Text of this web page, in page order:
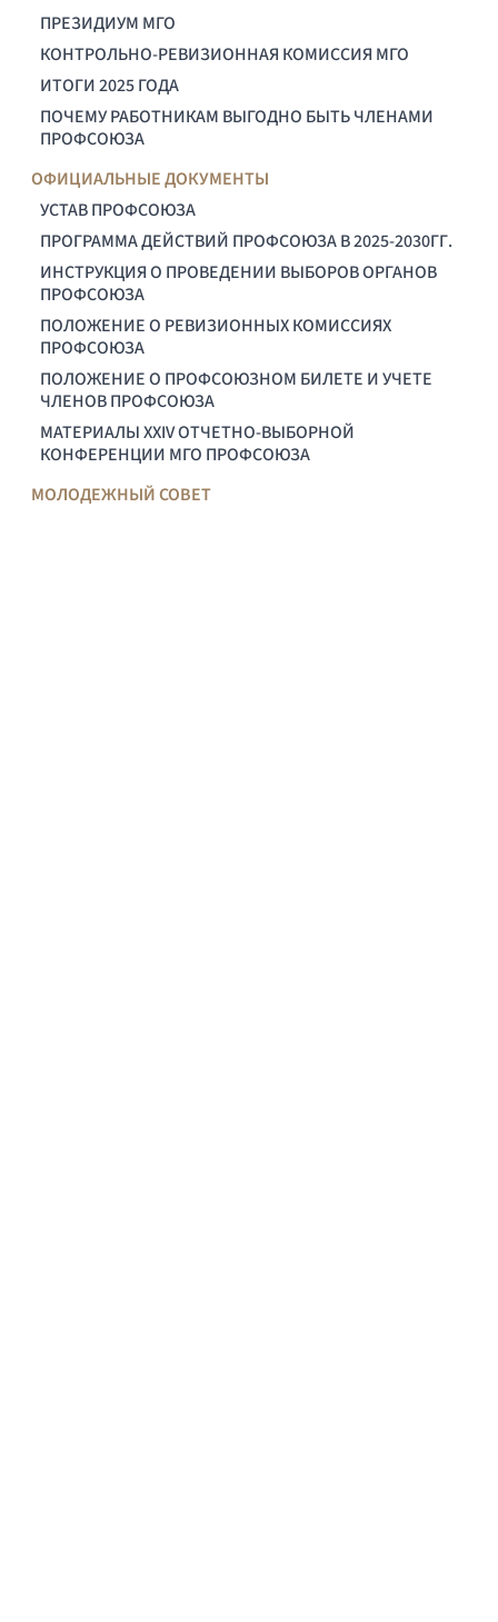
ПРЕЗИДИУМ МГО
КОНТРОЛЬНО-РЕВИЗИОННАЯ КОМИССИЯ МГО
ИТОГИ 2025 ГОДА
ПОЧЕМУ РАБОТНИКАМ ВЫГОДНО БЫТЬ ЧЛЕНАМИ
ПРОФСОЮЗА
ОФИЦИАЛЬНЫЕ ДОКУМЕНТЫ
УСТАВ ПРОФСОЮЗА
ПРОГРАММА ДЕЙСТВИЙ ПРОФСОЮЗА В 2025-2030ГГ.
ИНСТРУКЦИЯ О ПРОВЕДЕНИИ ВЫБОРОВ ОРГАНОВ
ПРОФСОЮЗА
ПОЛОЖЕНИЕ О РЕВИЗИОННЫХ КОМИССИЯХ
ПРОФСОЮЗА
ПОЛОЖЕНИЕ О ПРОФСОЮЗНОМ БИЛЕТЕ И УЧЕТЕ
ЧЛЕНОВ ПРОФСОЮЗА
МАТЕРИАЛЫ XXIV ОТЧЕТНО-ВЫБОРНОЙ
КОНФЕРЕНЦИИ МГО ПРОФСОЮЗА
МОЛОДЕЖНЫЙ СОВЕТ